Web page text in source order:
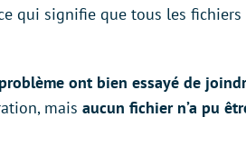
qui signifie que tous les
ont bien essayé de
mais aucun fichier n’a pu